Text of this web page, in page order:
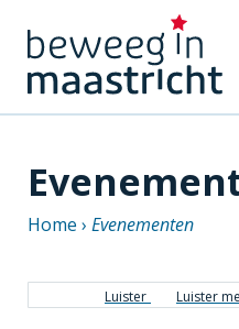
Kruimelpad
Home Evenementen
Luister Luister